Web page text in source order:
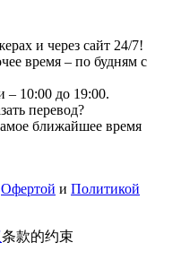
и через сайт 24/7!
время – по будням с
– 10:00 до 19:00.
перевод?
ближайшее время
Офертой и Политикой
条款的约束